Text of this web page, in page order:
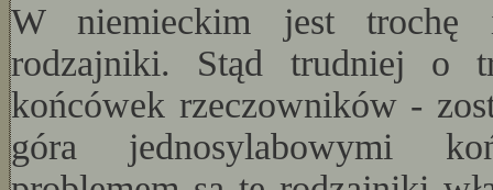
W niemieckim jest trochę
rodzajniki. Stąd trudniej o
końcówek rzeczowników -
góra jednosylabowymi